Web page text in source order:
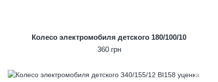
Колесо электромобиля детского 180/100/10
360 грн